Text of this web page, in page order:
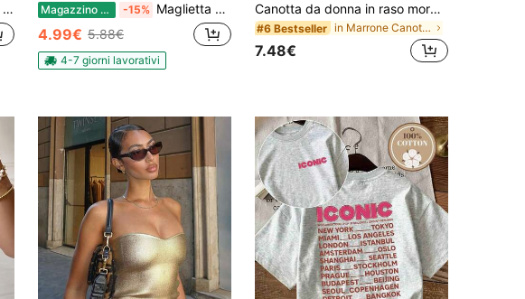
Magazzino EU -15% Maglietta di Pierrot del Circo Freak, Maglietta con illustrazione del personaggio Arlecchino Yandere Clown Dark Jestertops
4.99€ 5.88€
4-7 giorni lavorativi
Canotta da donna in raso morbido con scollo a V, orlo asimmetrico con bordo in pizzo, aderente, design in pizzo ciglia semi-trasparente marrone, chic & elegante casual estivo
#6 Bestseller in Marrone Canotte senza maniche fresche
7.48€